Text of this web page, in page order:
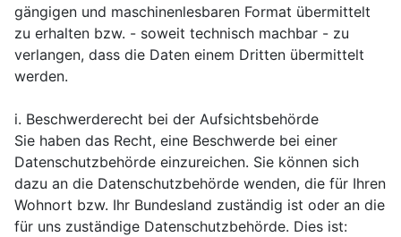
gängigen und maschinenlesbaren Format übermittelt
zu erhalten bzw. - soweit technisch machbar - zu
verlangen, dass die Daten einem Dritten übermittelt
werden.
i. Beschwerderecht bei der Aufsichtsbehörde
Sie haben das Recht, eine Beschwerde bei einer
Datenschutzbehörde einzureichen. Sie können sich
dazu an die Datenschutzbehörde wenden, die für Ihren
Wohnort bzw. Ihr Bundesland zuständig ist oder an die
für uns zuständige Datenschutzbehörde. Dies ist: